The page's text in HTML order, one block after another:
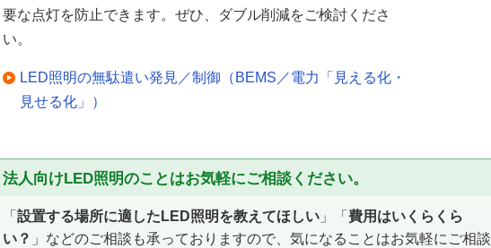
要な点灯を防止できます。ぜひ、ダブル削減をご検討くださ
い。
LED照明の無駄遣い発見／制御（BEMS／電力「見える化・
見せる化」）
法人向けLED照明のことはお気軽にご相談ください。
「 設置する場所に適したLED照明を教えてほしい 」「 費用はいくらくら
い？ 」などのご相談も承っておりますので、気になることはお気軽にご相談